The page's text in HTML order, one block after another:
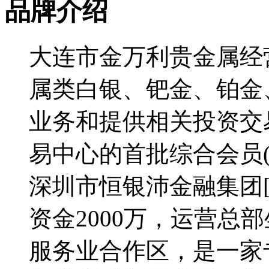
品牌介绍
大连市金万利贵金属
属类白银、钯金、铂
业务和提供相关投资
易中心的首批综合会
深圳市恒银沛金融集
资金2000万，运营总
服务业合作区，是一